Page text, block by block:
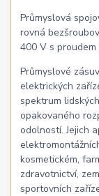
Průmyslová
rovná
400 V s proudem
Průmyslové
elektrických
spektrum
opakovaného
odolností. Jejich
kosmetickém,
zdravotnictví,
sportovních